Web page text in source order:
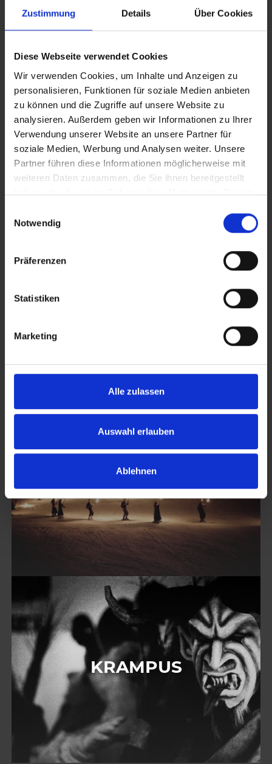
Zustimmung Details Über Cookies
Diese Webseite verwendet Cookies
Wir verwenden Cookies, um Inhalte und Anzeigen zu
personalisieren, Funktionen für soziale Medien anbieten
zu können und die Zugriffe auf unsere Website zu
analysieren. Außerdem geben wir Informationen zu Ihrer
Verwendung unserer Website an unsere Partner für
soziale Medien, Werbung und Analysen weiter. Unsere
Partner führen diese Informationen möglicherweise mit
weiteren Daten zusammen, die Sie ihnen bereitgestellt
haben oder die sie im Rahmen Ihrer Nutzung der Dienste
Notwendig
Präferenzen
Statistiken
Marketing
Alle zulassen
Auswahl erlauben
Ablehnen
SKIFAHREN IN TARVISIO
SKIFAHREN IN SELLA NEVEA
KULTURELLE, SPORTLICHE UND INTERNATIONALE
ALLE WINTERVERANSTALTUNGEN
ENTDECKEN
LUSSARIBERG
FIACCOLATA
KRAMPUS